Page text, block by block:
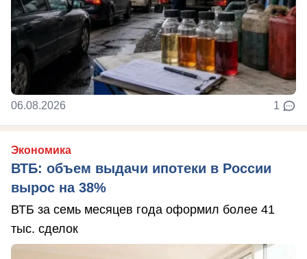
06.08.2026 1
Экономика
ВТБ: объем выдачи ипотеки в России
вырос на 38%
ВТБ за семь месяцев года оформил более 41
тыс. сделок